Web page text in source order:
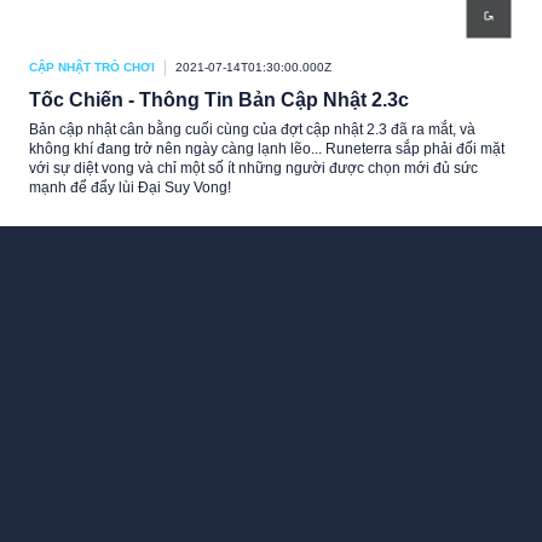
CẬP NHẬT TRÒ CHƠI 2021-07-14T01:30:00.000Z
Tốc Chiến - Thông Tin Bản Cập Nhật 2.3c
Bản cập nhật cân bằng cuối cùng của đợt cập nhật 2.3 đã ra mắt, và
không khí đang trở nên ngày càng lạnh lẽo... Runeterra sắp phải đối mặt
với sự diệt vong và chỉ một số ít những người được chọn mới đủ sức
mạnh để đẩy lùi Đại Suy Vong!